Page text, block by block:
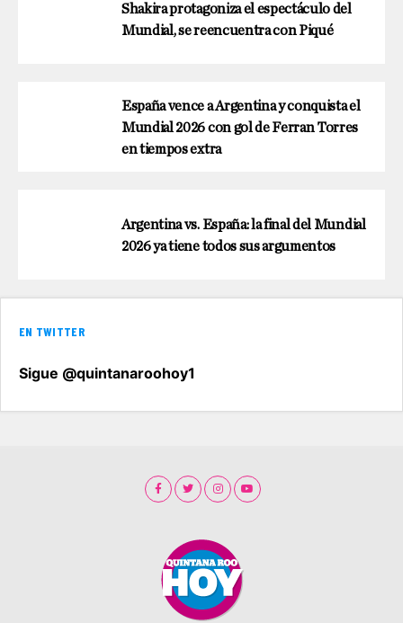
Shakira protagoniza el espectáculo del
Mundial, se reencuentra con Piqué
España vence a Argentina y conquista el
Mundial 2026 con gol de Ferran Torres
en tiempos extra
Argentina vs. España: la final del Mundial
2026 ya tiene todos sus argumentos
EN TWITTER
Sigue @quintanaroohoy1